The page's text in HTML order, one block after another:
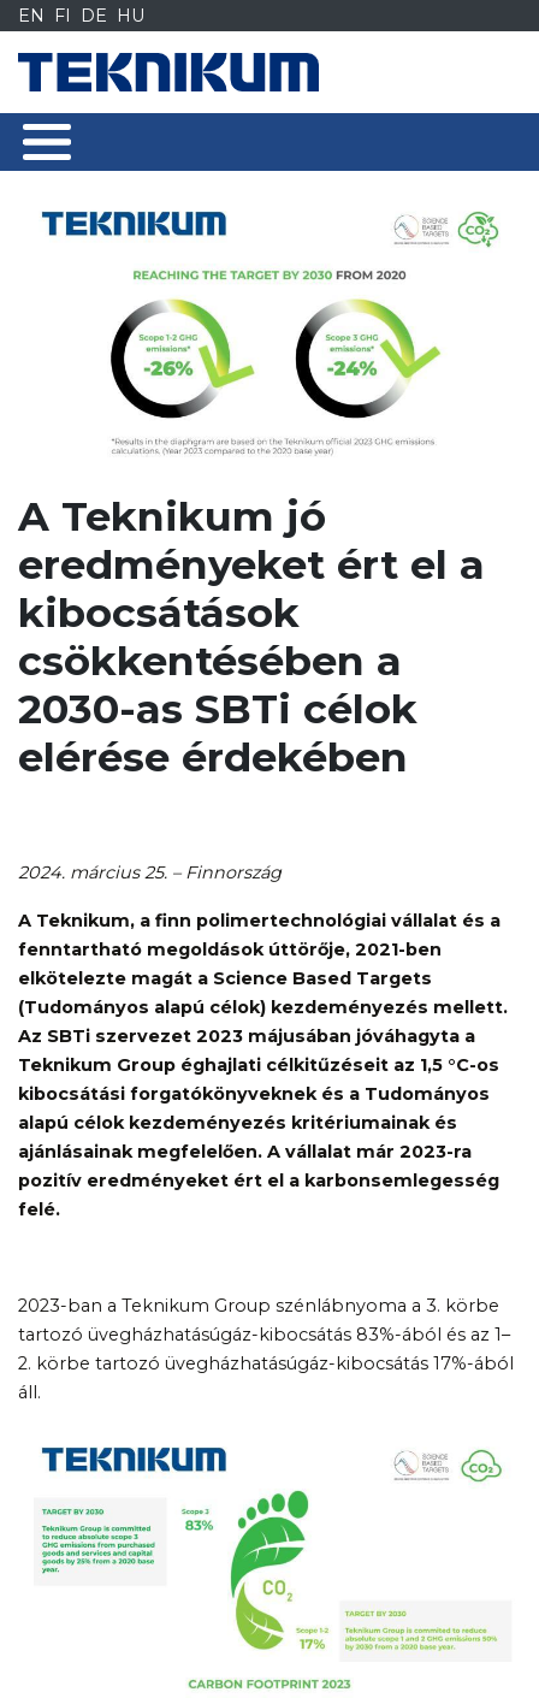
Siirry
sisältöön
EN FI DE HU
A Teknikum jó
eredményeket ért el a
kibocsátások
csökkentésében a
2030-as SBTi célok
elérése érdekében
2024. március 25. – Finnország
A Teknikum, a finn polimertechnológiai vállalat és a
fenntartható megoldások úttörője, 2021-ben
elkötelezte magát a Science Based Targets
(Tudományos alapú célok) kezdeményezés mellett.
Az SBTi szervezet 2023 májusában jóváhagyta a
Teknikum Group éghajlati célkitűzéseit az 1,5 °C-os
kibocsátási forgatókönyveknek és a Tudományos
alapú célok kezdeményezés kritériumainak és
ajánlásainak megfelelően. A vállalat már 2023-ra
pozitív eredményeket ért el a karbonsemlegesség
felé.
2023-ban a Teknikum Group szénlábnyoma a 3. körbe
tartozó üvegházhatásúgáz-kibocsátás 83%-ából és az 1–
2. körbe tartozó üvegházhatásúgáz-kibocsátás 17%-ából
áll.